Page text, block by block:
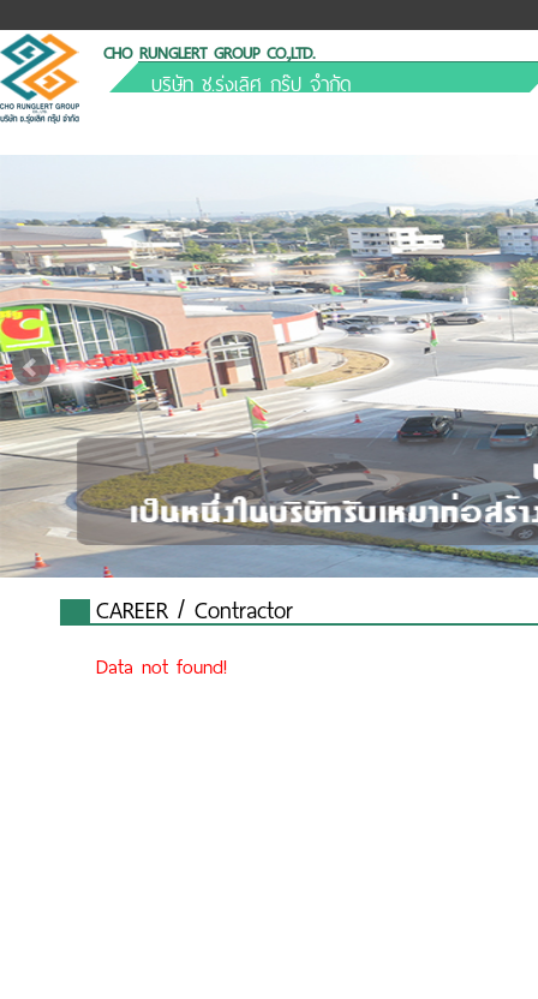
CHO RUNGLERT GROUP CO.,LTD.
บริษัท ช.รุ่งเลิศ กรุ๊ป จำกัด
CAREER / Contractor
Data not found!